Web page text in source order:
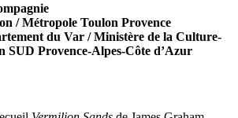
/ Métropole Toulon Provence
du Var / Ministère de la Culture-
SUD Provence-Alpes-Côte d’Azur